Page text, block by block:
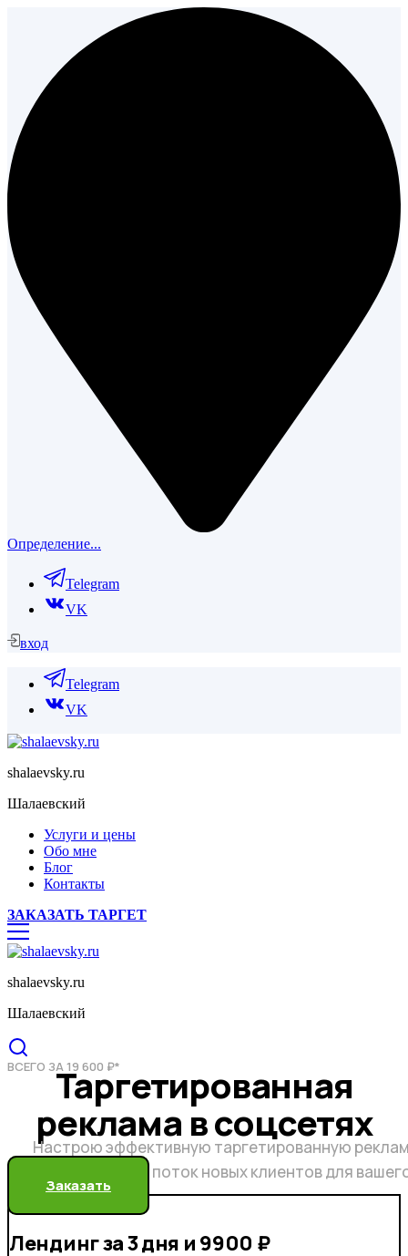
Определение...
Telegram
VK
вход
Telegram
VK
shalaevsky.ru
Шалаевский
Услуги и цены
Обо мне
Блог
Контакты
ЗАКАЗАТЬ ТАРГЕТ
shalaevsky.ru
Шалаевский
ВСЕГО ЗА 19 600 ₽*
Таргетированная
реклама в соцсетях
Настрою эффективную таргетированную
бесконечный поток новых клиентов для
Заказать
Лендинг за 3 дня и 9900 ₽